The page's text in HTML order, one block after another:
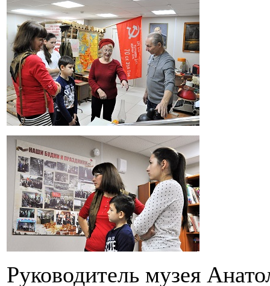
Руководитель музея